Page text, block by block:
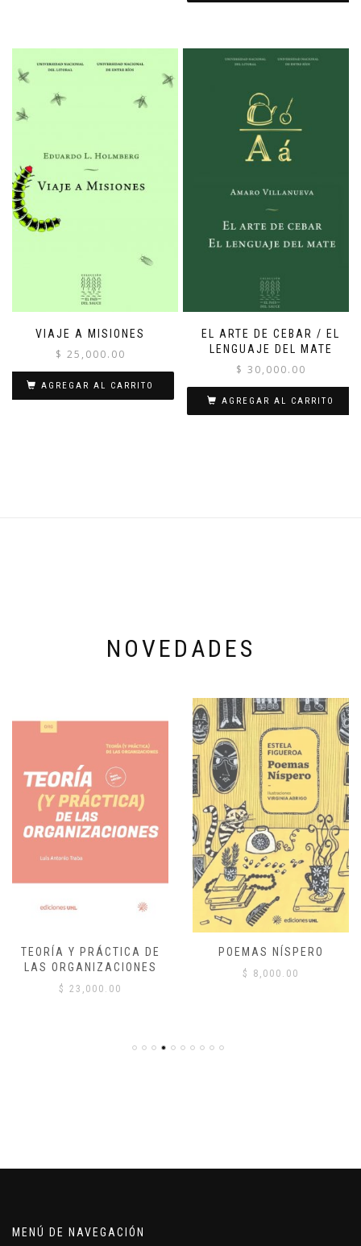
VIAJE A MISIONES
$ 25,000.00
AGREGAR AL CARRITO
EL ARTE DE CEBAR / EL
LENGUAJE DEL MATE
$ 30,000.00
AGREGAR AL CARRITO
NOVEDADES
TEORÍA Y PRÁCTICA DE
LAS ORGANIZACIONES
$ 23,000.00
POEMAS NÍSPERO
$ 8,000.00
MENÚ DE NAVEGACIÓN